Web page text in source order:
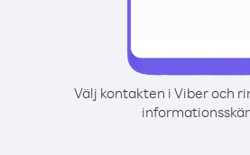
Välj kontakten i Viber och